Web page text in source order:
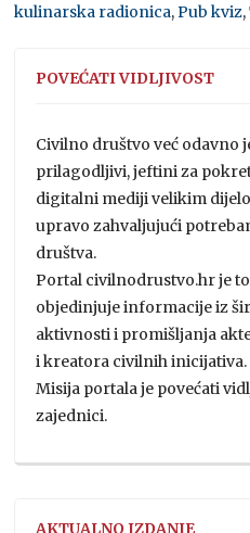
kulinarska radionica,Pub kviz,
POVEĆATI VIDLJIVOST
Civilno društvo već odavno
prilagodljivi, jeftini za
digitalni mediji velikim
upravo zahvaljujući
društva.
Portal civilnodrustvo.hr je
objedinjuje informacije iz
aktivnosti i promišljanja
i kreatora civilnih inicijativa.
Misija portala je povećati
zajednici.
AKTUALNO IZDANJE